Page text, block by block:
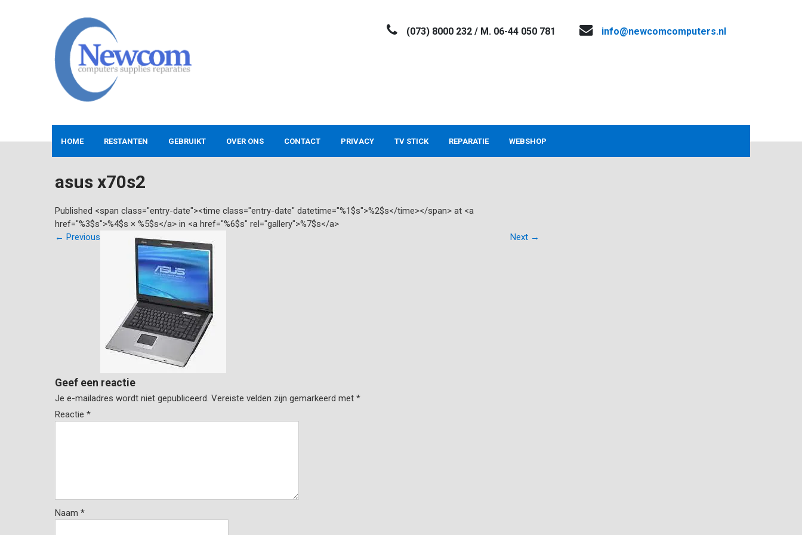
NEWCOM
(073) 8000 232 / M. 06-44 050 781 info@newcomcomputers.nl
HOME RESTANTEN GEBRUIKT OVER ONS CONTACT PRIVACY TV STICK REPARATIE WEBSHOP
asus x70s2
Published <span class="entry-date"><time class="entry-date" datetime="%1$s">%2$s</time></span> at <a
href="%3$s">%4$s × %5$s</a> in <a href="%6$s" rel="gallery">%7$s</a>
← Previous Next →
Geef een reactie
Je e-mailadres wordt niet gepubliceerd. Vereiste velden zijn gemarkeerd met *
Reactie *
Naam *